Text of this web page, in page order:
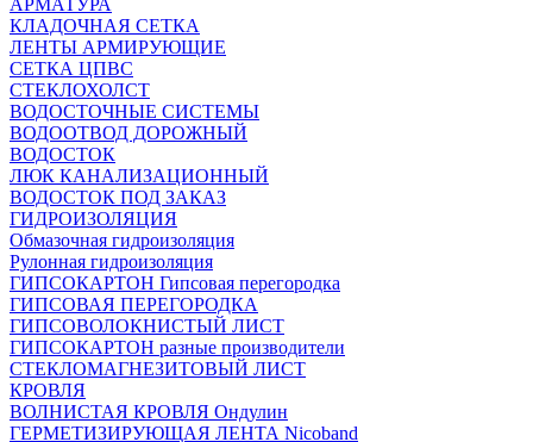
АРМАТУРА
КЛАДОЧНАЯ СЕТКА
ЛЕНТЫ АРМИРУЮЩИЕ
СЕТКА ЦПВС
СТЕКЛОХОЛСТ
ВОДОСТОЧНЫЕ СИСТЕМЫ
ВОДООТВОД ДОРОЖНЫЙ
ВОДОСТОК
ЛЮК КАНАЛИЗАЦИОННЫЙ
ВОДОСТОК ПОД ЗАКАЗ
ГИДРОИЗОЛЯЦИЯ
Обмазочная гидроизоляция
Рулонная гидроизоляция
ГИПСОКАРТОН Гипсовая перегородка
ГИПСОВАЯ ПЕРЕГОРОДКА
ГИПСОВОЛОКНИСТЫЙ ЛИСТ
ГИПСОКАРТОН разные производители
СТЕКЛОМАГНЕЗИТОВЫЙ ЛИСТ
КРОВЛЯ
ВОЛНИСТАЯ КРОВЛЯ Ондулин
ГЕРМЕТИЗИРУЮЩАЯ ЛЕНТА Nicoband